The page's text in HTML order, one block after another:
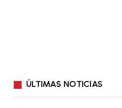
ÚLTIMAS NOTICIAS